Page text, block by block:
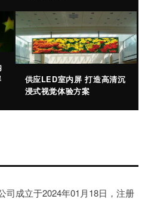
供应LED室内屏 打造高清沉
浸式视觉体验方案
司成立于2024年01月18日，注册